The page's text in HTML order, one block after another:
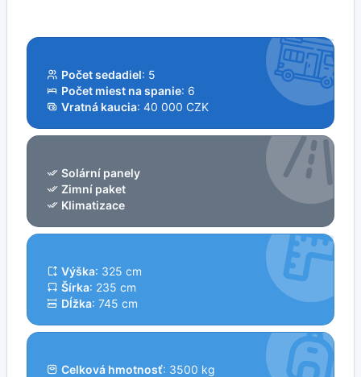
Počet sedadiel: 5
Počet miest na spanie: 6
Vratná kaucia: 40 000 CZK
Solární panely
Zimní paket
Klimatizace
Výška: 325 cm
Šírka: 235 cm
Dĺžka: 745 cm
Celková hmotnosť: 3500 kg